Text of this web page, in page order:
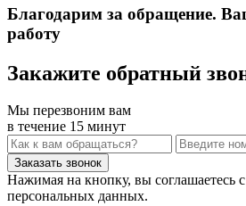
Благодарим за обращение.
работу
Закажите обратный
Мы перезвоним вам
в течение 15 минут
Нажимая на кнопку, вы соглашаетесь с
персональных данных.